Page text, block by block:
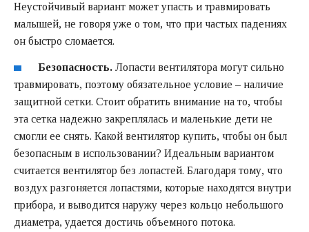
Неустойчивый вариант может упасть и травмировать
малышей, не говоря уже о том, что при частых падениях
он быстро сломается.
Безопасность. Лопасти вентилятора могут сильно
травмировать, поэтому обязательное условие – наличие
защитной сетки. Стоит обратить внимание на то, чтобы
эта сетка надежно закреплялась и маленькие дети не
смогли ее снять. Какой вентилятор купить, чтобы он был
безопасным в использовании? Идеальным вариантом
считается вентилятор без лопастей. Благодаря тому, что
воздух разгоняется лопастями, которые находятся внутри
прибора, и выводится наружу через кольцо небольшого
диаметра, удается достичь объемного потока.